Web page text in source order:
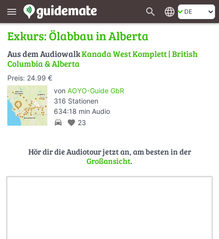
menu search language
Exkurs: Ölabbau in Alberta
Aus dem AudiowalkKanada West Komplett | British
Columbia & Alberta
Preis: 24.99 €
von AOYO-Guide GbR
316 Stationen
634:18 min Audio
directions_car favorite 23
Hör dir die Audiotour jetzt an, am besten in der
Großansicht.